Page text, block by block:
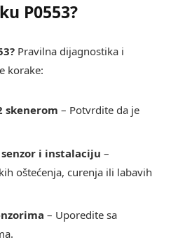
P0553?
Pravilna dijagnostika i
korake:
skenerom – Potvrdite da je
i instalaciju –
oštećenja, curenja ili labavih
– Uporedite sa